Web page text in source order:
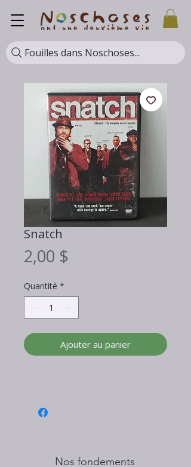
Fouilles dans Noschoses...
Snatch
2,00 $
Quantité *
Ajouter au panier
Nos fondements